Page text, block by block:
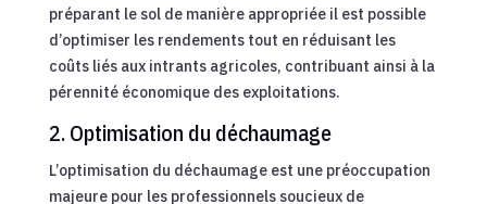
préparant le sol de manière appropriée il est possible
d’optimiser les rendements tout en réduisant les
coûts liés aux intrants agricoles, contribuant ainsi à la
pérennité économique des exploitations.
2. Optimisation du déchaumage
L’optimisation du déchaumage est une préoccupation
majeure pour les professionnels soucieux de